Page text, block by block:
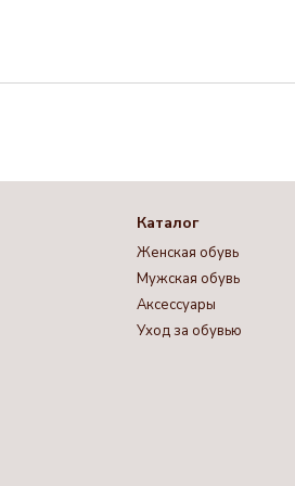
Каталог
Женская обувь
Мужская обувь
Аксессуары
Уход за обувью